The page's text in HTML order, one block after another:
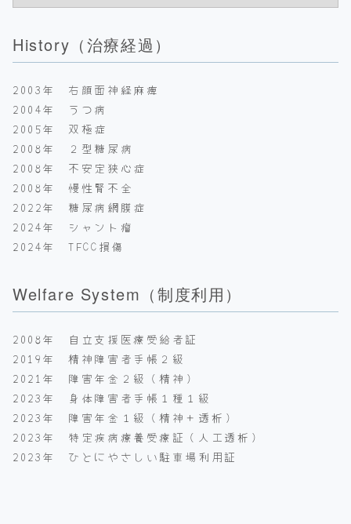
History（治療経過）
2003年 右顔面神経麻痺
2004年 うつ病
2005年 双極症
2008年 ２型糖尿病
2008年 不安定狭心症
2008年 慢性腎不全
2022年 糖尿病網膜症
2024年 シャント瘤
2024年 TFCC損傷
Welfare System（制度利用）
2008年 自立支援医療受給者証
2019年 精神障害者手帳２級
2021年 障害年金２級（精神）
2023年 身体障害者手帳１種１級
2023年 障害年金１級（精神＋透析）
2023年 特定疾病療養受療証（人工透析）
2023年 ひとにやさしい駐車場利用証